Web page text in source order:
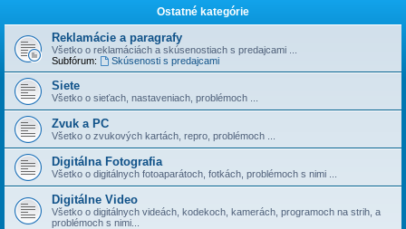
Ostatné kategórie
Reklamácie a paragrafy
Všetko o reklamáciách a skúsenostiach s predajcami ...
Subfórum:
Skúsenosti s predajcami
Siete
Všetko o sieťach, nastaveniach, problémoch ...
Zvuk a PC
Všetko o zvukových kartách, repro, problémoch ...
Digitálna Fotografia
Všetko o digitálnych fotoaparátoch, fotkách, problémoch s nimi ...
Digitálne Video
Všetko o digitálnych videách, kodekoch, kamerách, programoch na strih, a
problémoch s nimi...